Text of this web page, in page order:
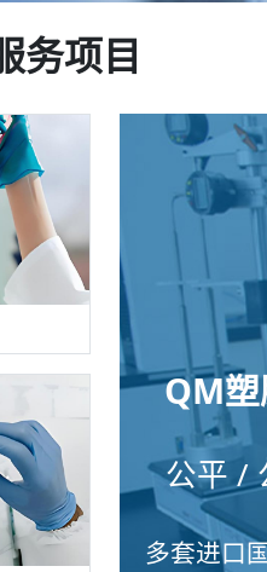
务项目
QM塑
公平 /
多套进口